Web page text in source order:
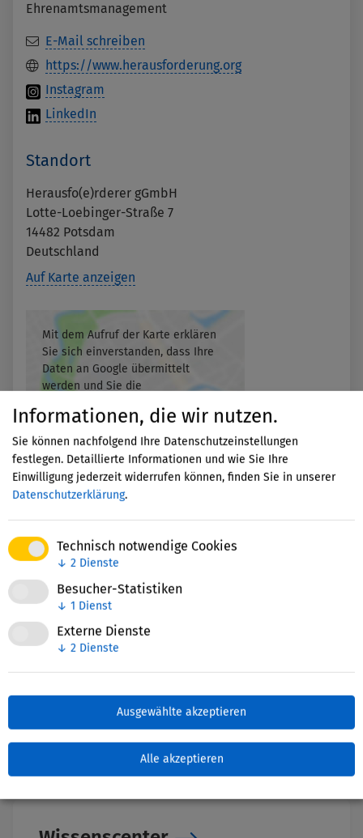
Informationen, die wir nutzen.
Sie können nachfolgend Ihre Datenschutzeinstellungen
festlegen. Detaillierte Informationen und wie Sie Ihre
Einwilligung jederzeit widerrufen können, finden Sie in unserer
Datenschutzerklärung.
Technisch notwendige Cookies
↓ 2 Dienste
Besucher-Statistiken
↓ 1 Dienst
Externe Dienste
↓ 2 Dienste
Ausgewählte akzeptieren
Alle akzeptieren
Ehrenamtsmanagement
E-Mail schreiben
https://www.herausforderung.org
Instagram
LinkedIn
Standort
Herausfo(e)rderer gGmbH
Lotte-Loebinger-Straße 7
14482 Potsdam
Deutschland
Auf Karte anzeigen
Mit dem Aufruf der Karte erklären
Sie sich einverstanden, dass Ihre
Daten an Google übermittelt
werden und Sie die
haben.
Akzeptieren
Nettie-Finder